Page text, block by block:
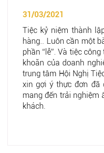
31/03/2021
Tiệc kỷ niệm thành
hàng.. Luôn cần một
phần “lễ”. Và tiệc
khoăn của doanh
trung tâm Hội Nghị
xin gợi ý thực đơn đã
mang đến trải nghiệm
khách.